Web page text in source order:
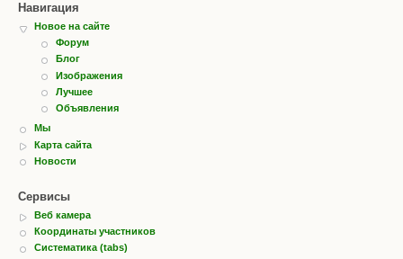
Навигация
Новое на сайте
Форум
Блог
Изображения
Лучшее
Объявления
Мы
Карта сайта
Новости
Сервисы
Веб камера
Координаты участников
Систематика (tabs)